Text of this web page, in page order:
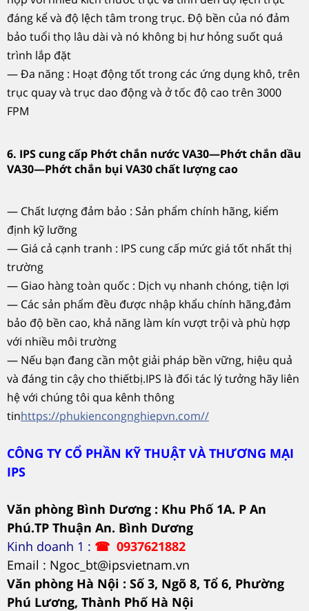
đáng kể và độ lệch tâm trong trục. Độ bền của nó đảm
bảo tuổi thọ lâu dài và nó không bị hư hỏng suốt quá
trình lắp đặt
— Đa năng : Hoạt động tốt trong các ứng dụng khô, trên
trục quay và trục dao động và ở tốc độ cao trên 3000
FPM
6. IPS cung cấp Phớt chắn nước VA30—Phớt chắn dầu
VA30—Phớt chắn bụi VA30 chất lượng cao
— Chất lượng đảm bảo : Sản phẩm chính hãng, kiểm
định kỹ lưỡng
— Giá cả cạnh tranh : IPS cung cấp mức giá tốt nhất thị
trường
— Giao hàng toàn quốc : Dịch vụ nhanh chóng, tiện lợi
— Các sản phẩm đều được nhập khẩu chính hãng,đảm
bảo độ bền cao, khả năng làm kín vượt trội và phù hợp
với nhiều môi trường
— Nếu bạn đang cần một giải pháp bền vững, hiệu quả
và đáng tin cậy cho thiếtbị.IPS là đối tác lý tưởng hãy liên
hệ với chúng tôi qua kênh thông
tinhttps://phukiencongnghiepvn.com//
CÔNG TY CỔ PHẦN KỸ THUẬT VÀ THƯƠNG MẠI
IPS
Văn phòng Bình Dương : Khu Phố 1A. P An
Phú.TP Thuận An. Bình Dương
Kinh doanh 1 : ☎ 0937621882
Email : Ngoc_bt@ipsvietnam.vn
Văn phòng Hà Nội : Số 3, Ngõ 8, Tổ 6, Phường
Phú Lương, Thành Phố Hà Nội